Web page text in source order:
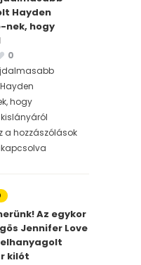
Hayden
nek, hogy
0
hogy
a hozzászólások
Az egykor
Jennifer Love
kilót